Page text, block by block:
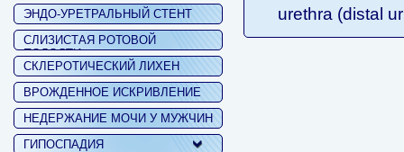
ЭНДО-УРЕТРАЛЬНЫЙ СТЕНТ
СЛИЗИСТАЯ РОТОВОЙ
ПОЛОСТИ
СКЛЕРОТИЧЕСКИЙ ЛИХЕН
ВРОЖДЕННОЕ ИСКРИВЛЕНИЕ
НЕДЕРЖАНИЕ МОЧИ У МУЖЧИН
ГИПОСПАДИЯ
urethra (distal